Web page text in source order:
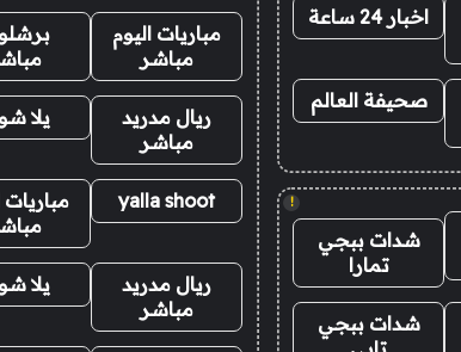
اخبار 24 ساعة
صحيفة العالم
!
شدات ببجي
تمارا
شدات ببجي
مباريات اليوم
مباشر
ريال مدريد
مباشر
يلا
yalla shoot
مباريات
ريال مدريد
مباشر
يلا